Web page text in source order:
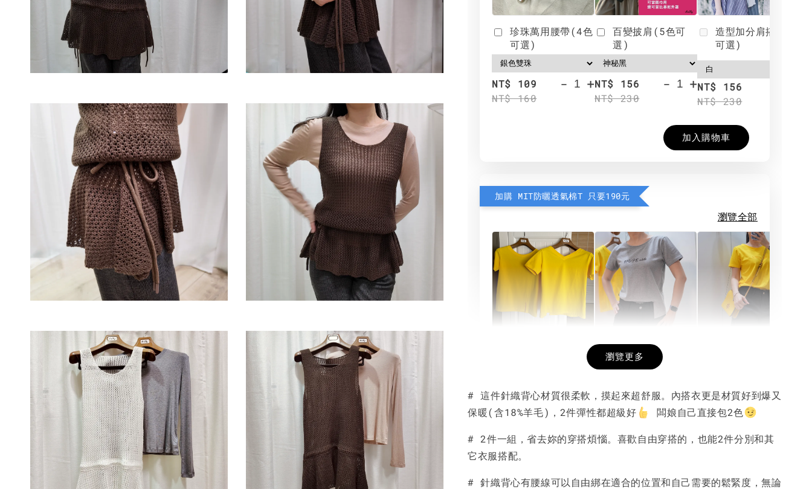
珍珠萬用腰帶(4色
可選)
NT$ 109
NT$ 160
- +
百變披肩(5色可
選)
NT$ 156
NT$ 230
- +
造型加分肩搭(4色
可選)
NT$ 156
NT$ 230
加入購物車
加購 MIT防曬透氣棉T 只要190元
瀏覽全部
NT$ 190
NT$ 450
- +
希望相隨雙面T
NT$ 190
NT$ 450
- +NT$ 190
NT$ 450
-
瀏覽更多
# 這件針織背心材質很柔軟，摸起來超舒服。內搭衣更是材質好到爆又
保暖(含18%羊毛)，2件彈性都超級好
闆娘自己直接包2色
# 2件一組，省去妳的穿搭煩惱。喜歡自由穿搭的，也能2件分別和其
它衣服搭配。
# 針織背心有腰線可以自由綁在適合的位置和自己需要的鬆緊度，無論